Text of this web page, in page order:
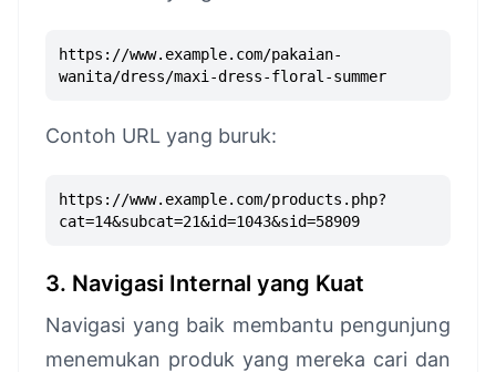
https://www.example.com/pakaian-
wanita/dress/maxi-dress-floral-summer
Contoh URL yang buruk:
https://www.example.com/products.php?
cat=14&subcat=21&id=1043&sid=58909
3. Navigasi Internal yang Kuat
Navigasi yang baik membantu pengunjung
menemukan produk yang mereka cari dan